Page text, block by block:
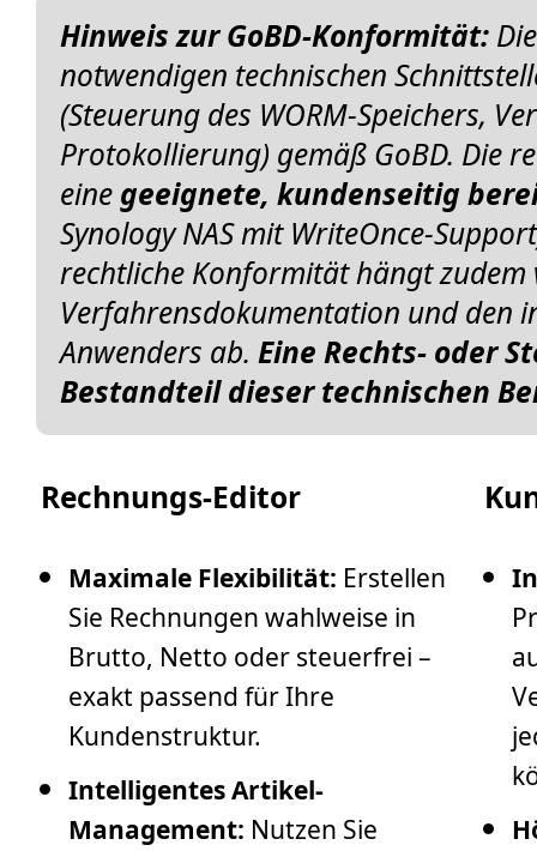
Hinweis zur GoBD-Konformität:
notwendigen technischen
(Steuerung des WORM-Speichers,
Protokollierung) gemäß GoBD. Die
eine geeignete, kundenseitig
Synology NAS mit WriteOnce-
rechtliche Konformität hängt zudem
Verfahrensdokumentation und den
Anwenders ab. Eine Rechts- oder
Bestandteil dieser technischen
Rechnungs-Editor
Maximale Flexibilität: Erstellen
Sie Rechnungen wahlweise in
Brutto, Netto oder steuerfrei –
exakt passend für Ihre
Kundenstruktur.
Intelligentes Artikel-
Management: Nutzen Sie